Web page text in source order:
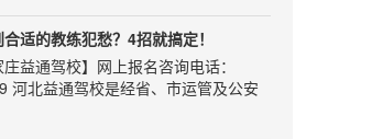
样的现象：可能当地的平均费用是
驾校报价却在4000左右徘徊。撇开其
偏，场地、人工成本比较低外，有没
争的情况。即：为了先圈学员进来，
”、“插队费”等各种名目来征收其中的
适的教练犯愁？4招就搞定！
庄益通驾校】网上报名咨询电话：
河北益通驾校是经省、市运管及公安
准的培训与考场为一体的标准化驾校。